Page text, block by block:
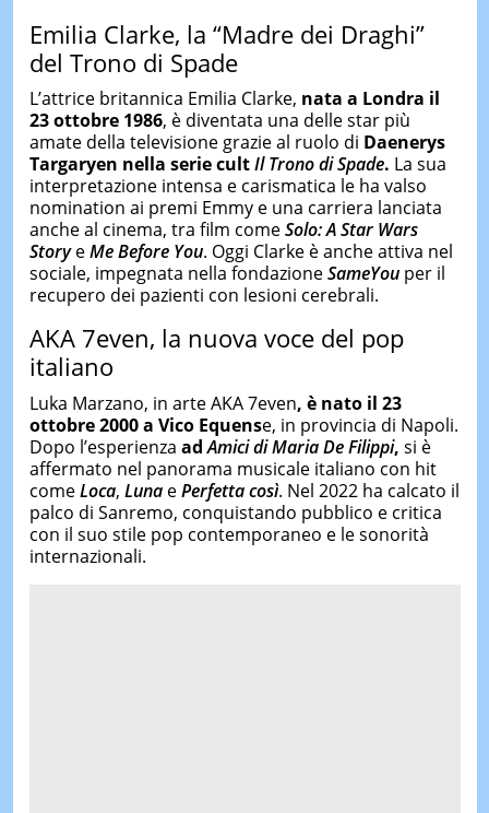
Emilia Clarke, la “Madre dei Draghi”
del Trono di Spade
L’attrice britannica Emilia Clarke, nata a Londra il
23 ottobre 1986, è diventata una delle star più
amate della televisione grazie al ruolo di Daenerys
Targaryen nella serie cultIl Trono di Spade. La sua
interpretazione intensa e carismatica le ha valso
nomination ai premi Emmy e una carriera lanciata
anche al cinema, tra film comeSolo: A Star Wars
StoryeMe Before You. Oggi Clarke è anche attiva nel
sociale, impegnata nella fondazioneSameYouper il
recupero dei pazienti con lesioni cerebrali.
AKA 7even, la nuova voce del pop
italiano
Luka Marzano, in arte AKA 7even, è nato il 23
ottobre 2000 a Vico Equense, in provincia di Napoli.
Dopo l’esperienza adAmici di Maria De Filippi, si è
affermato nel panorama musicale italiano con hit
comeLoca, LunaePerfetta così. Nel 2022 ha calcato il
palco di Sanremo, conquistando pubblico e critica
con il suo stile pop contemporaneo e le sonorità
internazionali.